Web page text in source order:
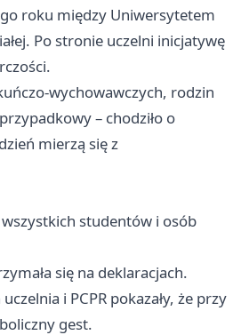
roku między Uniwersytetem
Po stronie uczelni inicjatywę
wychowawczych, rodzin
– chodziło o
mierzą się z
studentów i osób
się na deklaracjach.
i PCPR pokazały, że przy
gest.